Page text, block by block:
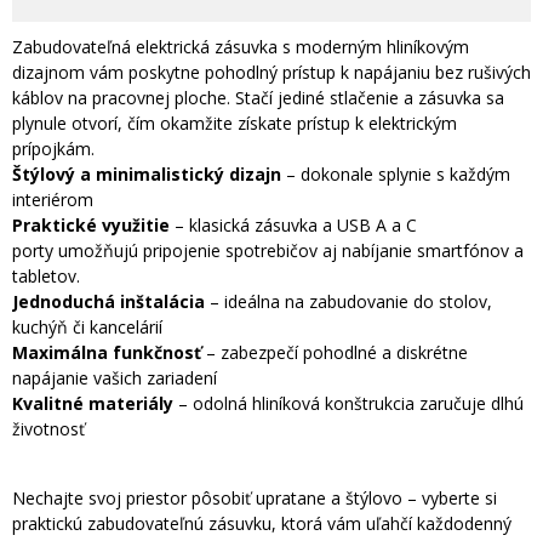
Zabudovateľná elektrická zásuvka s moderným hliníkovým
dizajnom vám poskytne pohodlný prístup k napájaniu bez rušivých
káblov na pracovnej ploche. Stačí jediné stlačenie a zásuvka sa
plynule otvorí, čím okamžite získate prístup k elektrickým
prípojkám.
Štýlový a minimalistický dizajn – dokonale splynie s každým
interiérom
Praktické využitie – klasická zásuvka a USB A a C
porty umožňujú pripojenie spotrebičov aj nabíjanie smartfónov a
tabletov.
Jednoduchá inštalácia – ideálna na zabudovanie do stolov,
kuchýň či kancelárií
Maximálna funkčnosť– zabezpečí pohodlné a diskrétne
napájanie vašich zariadení
Kvalitné materiály – odolná hliníková konštrukcia zaručuje dlhú
životnosť
Nechajte svoj priestor pôsobiť upratane a štýlovo – vyberte si
praktickú zabudovateľnú zásuvku, ktorá vám uľahčí každodenný